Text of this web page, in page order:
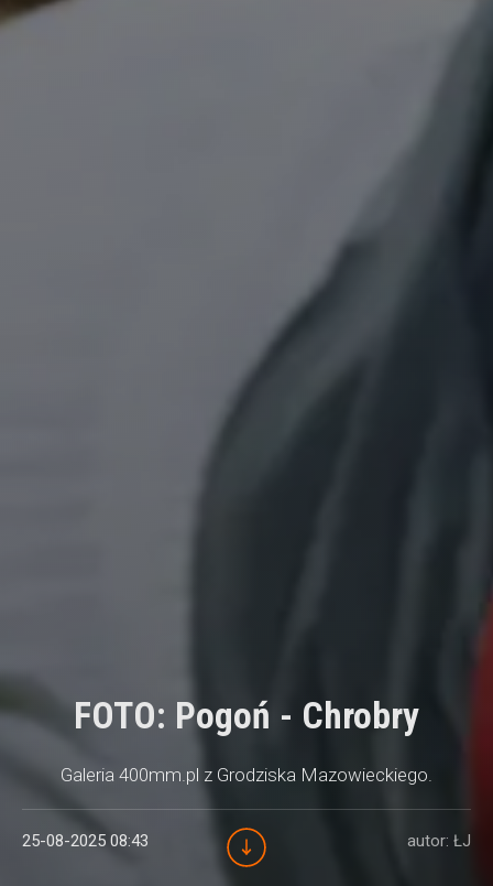
FOTO: Pogoń - Chrobry
Galeria 400mm.pl z Grodziska Mazowieckiego.
25-08-2025 08:43 autor: ŁJ